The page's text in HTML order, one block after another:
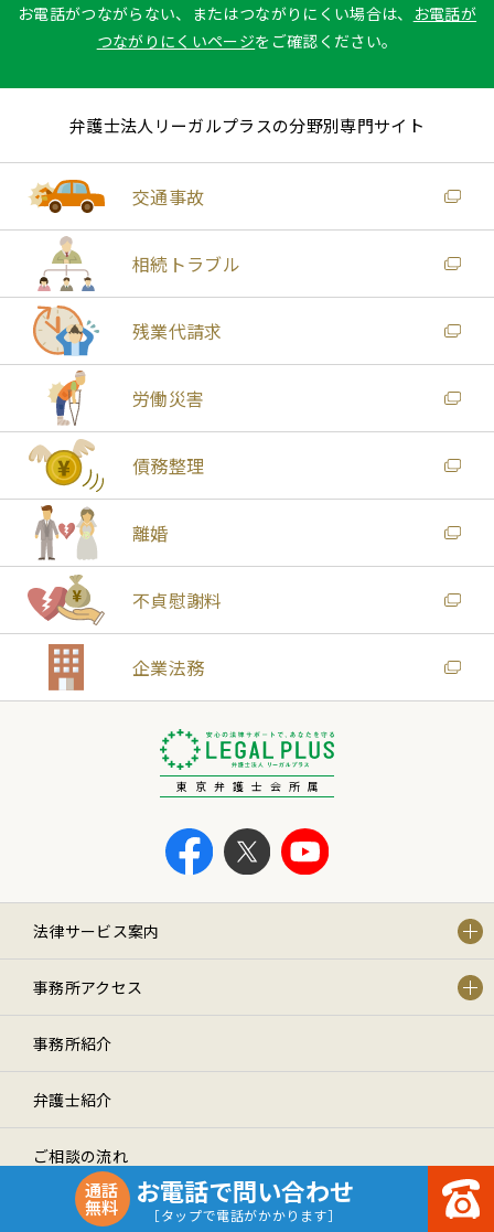
お電話がつながらない、またはつながりにくい場合は、
お電話が
つながりにくいページをご確認ください。
弁護士法人リーガルプラスの分野別専門サイト
交通事故
相続トラブル
残業代請求
労働災害
債務整理
離婚
不貞慰謝料
企業法務
東京弁護士会所属
法律サービス案内
事務所アクセス
事務所紹介
弁護士紹介
ご相談の流れ
よくあるご質問
通話
無料 お電話で問い合わせ
［タップで電話がかかります］